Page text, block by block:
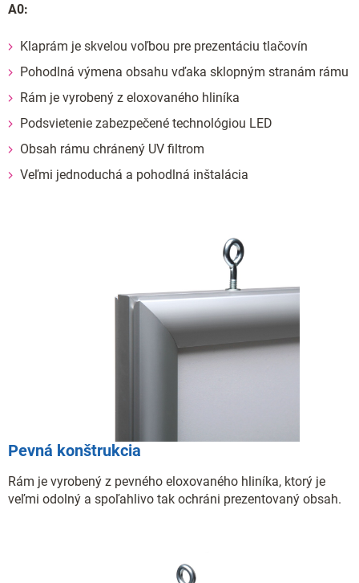
A0:
Klaprám je skvelou voľbou pre prezentáciu tlačovín
Pohodlná výmena obsahu vďaka sklopným stranám rámu
Rám je vyrobený z eloxovaného hliníka
Podsvietenie zabezpečené technológiou LED
Obsah rámu chránený UV filtrom
Veľmi jednoduchá a pohodlná inštalácia
Pevná konštrukcia
Rám je vyrobený z pevného eloxovaného hliníka, ktorý je
veľmi odolný a spoľahlivo tak ochráni prezentovaný obsah.